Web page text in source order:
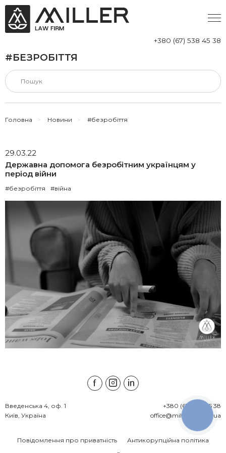
+380 (67) 538 45 38
#БЕЗРОБІТТЯ
Головна > Новини > #безробіття
29.03.22
Державна допомога безробітним українцям у
період війни
#безробіття #війна
Введенська 4, оф. 1
Київ, Україна
+380 (67) 538 45 38
office@millerlawfirm.ua
Повідомлення про приватність
Антикорупційна політика